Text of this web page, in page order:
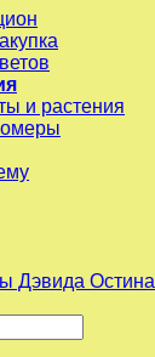
и растения
Дэвида Остина